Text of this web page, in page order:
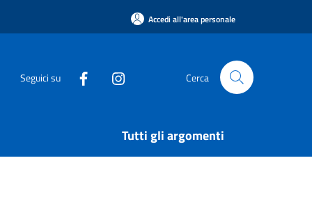
Accedi all'area personale
Seguici su Cerca
Tutti gli argomenti